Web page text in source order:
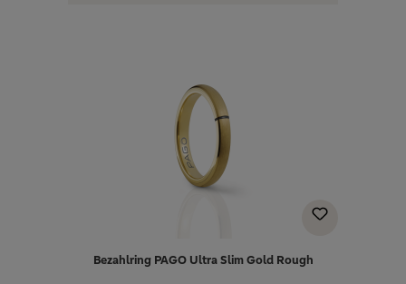
Bezahlring PAGO Ultra Slim Gold Rough